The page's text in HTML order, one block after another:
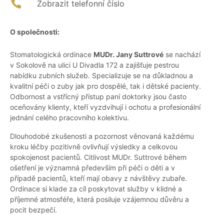
Zobrazit telefonní číslo
O společnosti:
Stomatologická ordinace MUDr. Jany Suttrové se nachází
v Sokolově na ulici U Divadla 172 a zajišťuje pestrou
nabídku zubních služeb. Specializuje se na důkladnou a
kvalitní péči o zuby jak pro dospělé, tak i dětské pacienty.
Odbornost a vstřícný přístup paní doktorky jsou často
oceňovány klienty, kteří vyzdvihují i ochotu a profesionální
jednání celého pracovního kolektivu.
Dlouhodobé zkušenosti a pozornost věnovaná každému
kroku léčby pozitivně ovlivňují výsledky a celkovou
spokojenost pacientů. Citlivost MUDr. Suttrové během
ošetření je významná především při péči o děti a v
případě pacientů, kteří mají obavy z návštěvy zubaře.
Ordinace si klade za cíl poskytovat služby v klidné a
příjemné atmosféře, která posiluje vzájemnou důvěru a
pocit bezpečí.